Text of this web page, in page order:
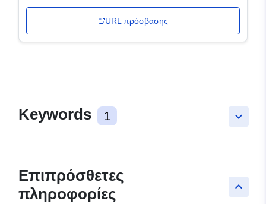
URL πρόσβασης
keyboard_arrow_down
Keywords 1
keyboard_arrow_up
Επιπρόσθετες
πληροφορίες